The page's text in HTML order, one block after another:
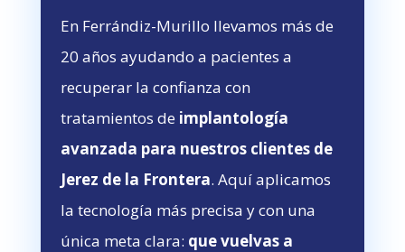
En Ferrándiz-Murillo llevamos más de
20 años ayudando a pacientes a
recuperar la confianza con
tratamientos de implantología
avanzada para nuestros clientes de
Jerez de la Frontera. Aquí aplicamos
la tecnología más precisa y con una
única meta clara: que vuelvas a